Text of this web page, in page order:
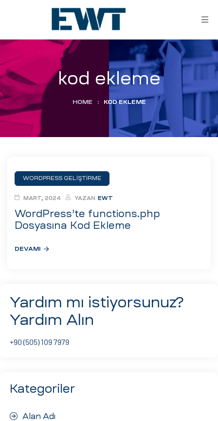
kod ekleme
HOME : KOD EKLEME
WORDPRESS GELIŞTIRME
WordPress’te functions.php
Dosyasına Kod Ekleme
MART, 2024 YAZAN EWT
DEVAMI
Yardım mı istiyorsunuz?
Yardım Alın
+90 (505) 109 7979
Kategoriler
Alan Adı